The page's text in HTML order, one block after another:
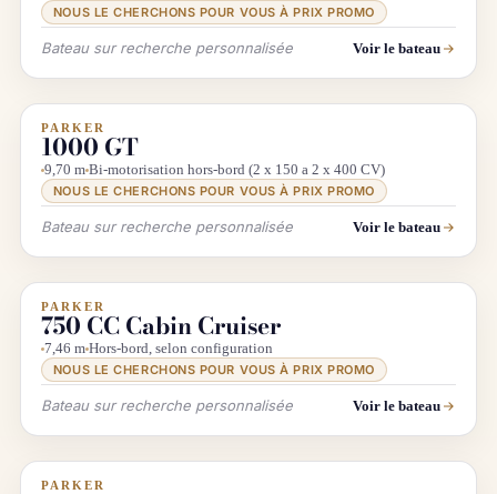
NOUS LE CHERCHONS POUR VOUS À PRIX PROMO
Bateau sur recherche personnalisée Voir le bateau
INFO & RECHERCHE
PARKER
1000 GT
9,70 m Bi-motorisation hors-bord (2 x 150 a 2 x 400 CV)
NOUS LE CHERCHONS POUR VOUS À PRIX PROMO
Bateau sur recherche personnalisée Voir le bateau
INFO & RECHERCHE
PARKER
750 CC Cabin Cruiser
7,46 m Hors-bord, selon configuration
NOUS LE CHERCHONS POUR VOUS À PRIX PROMO
Bateau sur recherche personnalisée Voir le bateau
INFO & RECHERCHE
PARKER